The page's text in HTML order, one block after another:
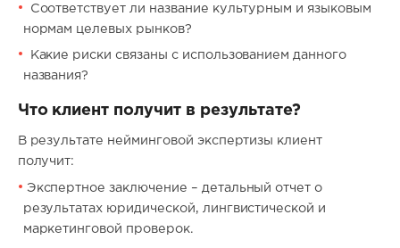
Соответствует ли название культурным и языковым
нормам целевых рынков?
Какие риски связаны с использованием данного
названия?
Что клиент получит в результате?
В результате нейминговой экспертизы клиент
получит:
Экспертное заключение – детальный отчет о
результатах юридической, лингвистической и
маркетинговой проверок.